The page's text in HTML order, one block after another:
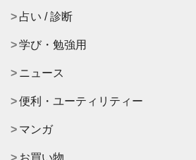
占い / 診断
学び・勉強用
ニュース
便利・ユーティリティー
マンガ